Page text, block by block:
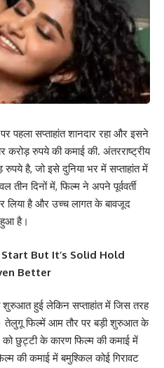
पहला सप्ताहांत शानदार रहा और इसने
रुपये की कमाई की. अंतरराष्ट्रीय
है, जो इसे दुनिया भर में सप्ताहांत में
दिनों में, फिल्म ने अपने पूर्ववर्ती
लिया है और उच्च लागत के बावजूद
है।
But It’s Solid Hold
Better
शुरुआत हुई लेकिन सप्ताहांत में जिस तरह
तेलुगू फिल्में आम तौर पर बड़ी शुरुआत के
को छुट्टी के कारण फिल्म की कमाई में
की कमाई में बमुश्किल कोई गिरावट